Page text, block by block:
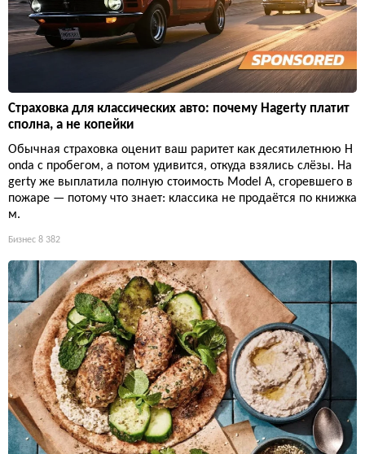
Страховка для классических авто: почему Hagerty платит
сполна, а не копейки
Обычная страховка оценит ваш раритет как десятилетнюю H
onda с пробегом, а потом удивится, откуда взялись слёзы. Ha
gerty же выплатила полную стоимость Model A, сгоревшего в
пожаре — потому что знает: классика не продаётся по книжка
м.
Бизнес 8 382